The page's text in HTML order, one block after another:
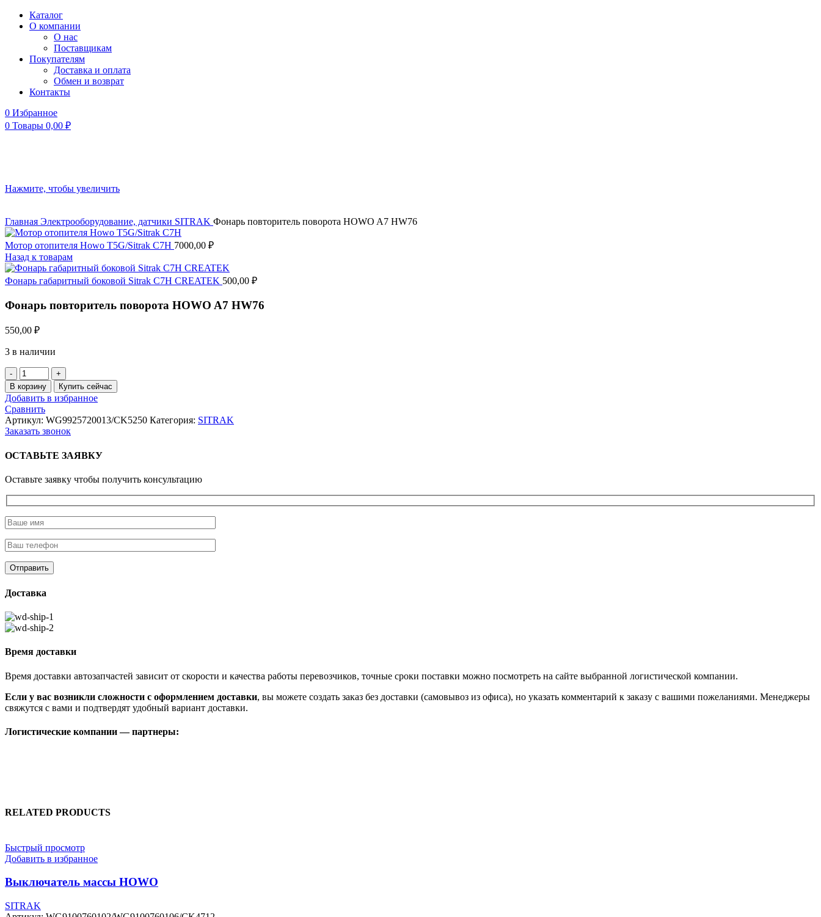
Каталог
О компании
О нас
Поставщикам
Покупателям
Доставка и оплата
Обмен и возврат
Контакты
0 Избранное
0 Товары 0,00 ₽
Нажмите, чтобы увеличить
Главная Электрооборудование, датчики SITRAK Фонарь повторитель поворота HOWO A7 HW76
Мотор отопителя Howo T5G/Sitrak C7H 7000,00 ₽
Назад к товарам
Фонарь габаритный боковой Sitrak C7H CREATEK 500,00 ₽
Фонарь повторитель поворота HOWO A7 HW76
550,00 ₽
3 в наличии
Количество
товара
Фонарь
повторитель
поворота
HOWO
A7
В корзину Купить сейчас
Добавить в избранное
Сравнить
Артикул: WG9925720013/CK5250 Категория: SITRAK
Заказать звонок
ОСТАВЬТЕ ЗАЯВКУ
Оставьте заявку чтобы получить консультацию
Доставка
Время доставки
Время доставки автозапчастей зависит от скорости и качества работы перевозчиков, точные сроки поставки можно посмотреть на сайте выбранной логистической компании.
Если у вас возникли сложности с оформлением доставки, вы можете создать заказ без доставки (самовывоз из офиса), но указать комментарий к заказу с вашими пожеланиями. Менеджеры
свяжутся с вами и подтвердят удобный вариант доставки.
Логистические компании — партнеры:
RELATED PRODUCTS
Быстрый просмотр
Добавить в избранное
Выключатель массы HOWO
SITRAK